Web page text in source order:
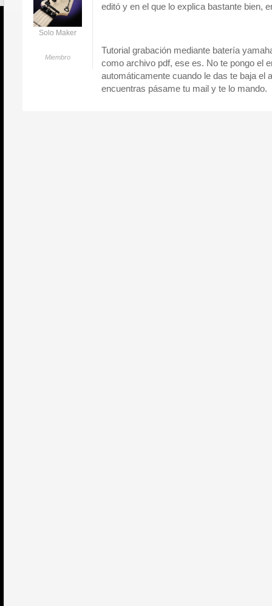
Solo Maker
Miembro
editó y en el que lo explica bastante bien,
Tutorial grabación mediante batería
como archivo pdf, ese es. No te pongo el
automáticamente cuando le das te baja el
encuentras pásame tu mail y te lo mando.